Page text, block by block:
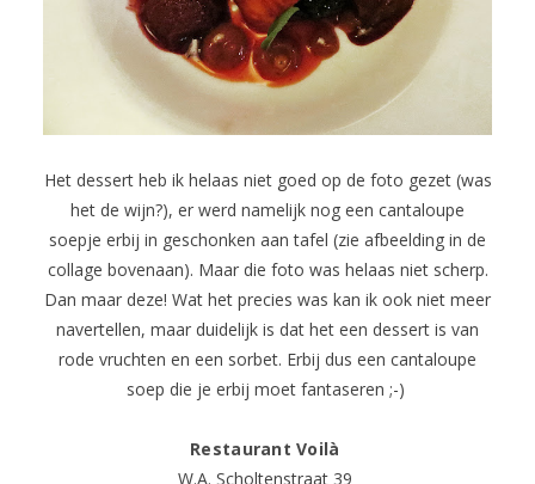
Het dessert heb ik helaas niet goed op de foto gezet (was
het de wijn?), er werd namelijk nog een cantaloupe
soepje erbij in geschonken aan tafel (zie afbeelding in de
collage bovenaan). Maar die foto was helaas niet scherp.
Dan maar deze! Wat het precies was kan ik ook niet meer
navertellen, maar duidelijk is dat het een dessert is van
rode vruchten en een sorbet. Erbij dus een cantaloupe
soep die je erbij moet fantaseren ;-)
Restaurant Voilà
W.A. Scholtenstraat 39